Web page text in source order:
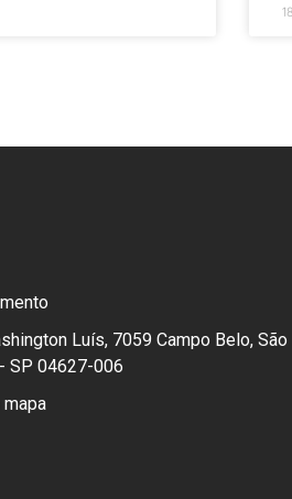
Luís, 7059 Campo Belo, São
SP 04627-006
mapa